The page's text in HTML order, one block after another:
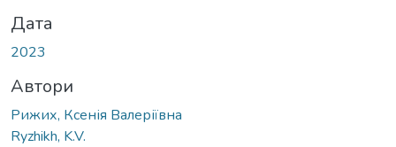
Дата
2023
Автори
Рижих, Ксенія Валеріївна
Ryzhikh, K.V.